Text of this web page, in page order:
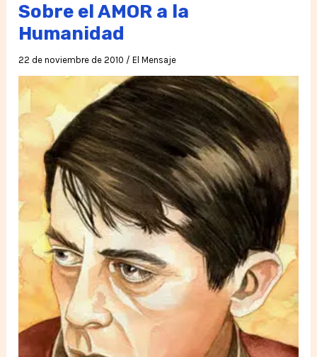
Sobre el AMOR a la
Humanidad
22 de noviembre de 2010 /El Mensaje